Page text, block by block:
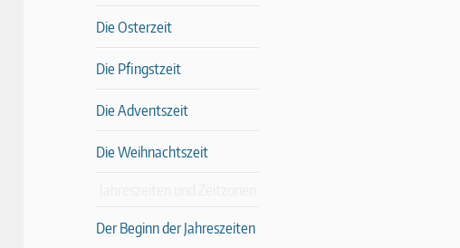
Die Osterzeit
Die Pfingstzeit
Die Adventszeit
Die Weihnachtszeit
Der Beginn der Jahreszeiten